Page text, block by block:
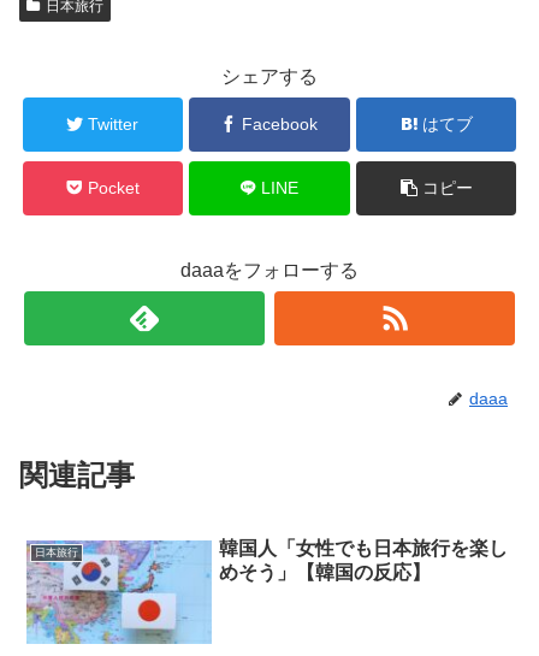
日本旅行
シェアする
Twitter Facebook はてブ
Pocket LINE コピー
daaaをフォローする
daaa
関連記事
日本旅行
韓国人「女性でも日本旅行を楽し
めそう」【韓国の反応】